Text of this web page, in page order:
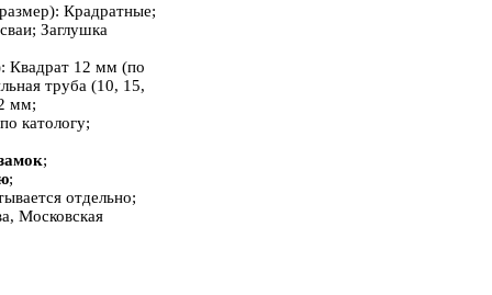
Крадратные;
Заглушка
: Квадрат 12 мм (по
труба (10, 15,
мм;
катологу;
;
;
отдельно;
Московская